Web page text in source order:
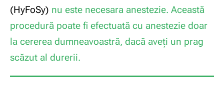
(HyFoSy) nu este necesara anestezie. Această
procedură poate fi efectuată cu anestezie doar
la cererea dumneavoastră, dacă aveți un prag
scăzut al durerii.